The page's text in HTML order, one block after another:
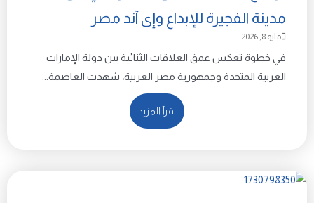
مدينة الفجيرة للإبداع وإى آند مصر
مايو 8, 2026
في خطوة تعكس عمق العلاقات الثنائية بين دولة الإمارات
العربية المتحدة وجمهورية مصر العربية، شهدت العاصمة...
اقرأ المزيد